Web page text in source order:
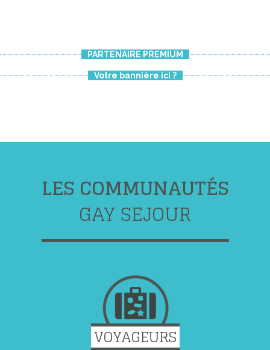
PARTENAIRE PREMIUM
Votre bannière ici ?
LES COMMUNAUTÉS
GAY SEJOUR
VOYAGEURS